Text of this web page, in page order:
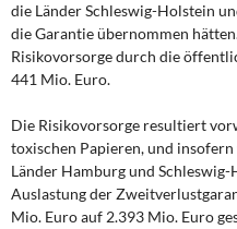
die Länder Schleswig-Holstein
die Garantie übernommen
Risikovorsorge durch die
441 Mio. Euro.
Die Risikovorsorge resultiert
toxischen Papieren, und
Länder Hamburg und
Auslastung der
Mio. Euro auf 2.393 Mio. Euro